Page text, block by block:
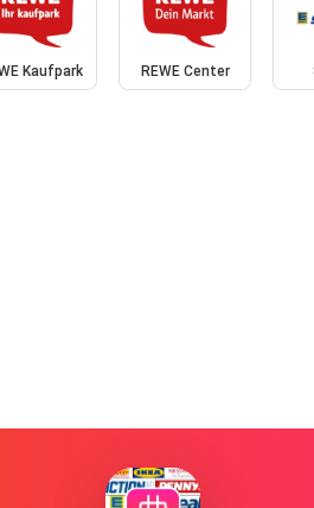
Kaufpark REWE Center